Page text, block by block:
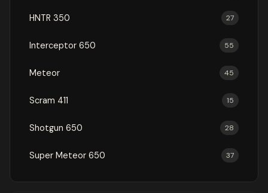
HNTR 350 27
Interceptor 650 55
Meteor 45
Scram 411 15
Shotgun 650 28
Super Meteor 650 37